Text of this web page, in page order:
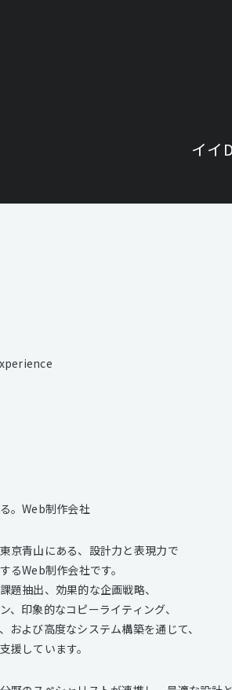
イイ
。Web制作会社
京青山にある、設計力と表現力で
るWeb制作会社です。
題抽出、効果的な企画戦略、
、印象的なコピーライティング、
および高度なシステム構築を通じて、
援しています。